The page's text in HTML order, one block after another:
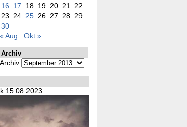
16
17 18 19 20 21
22
23
24 25 26 27 28 29
30
« Aug
Okt »
Archiv
Archiv
15 08 2023